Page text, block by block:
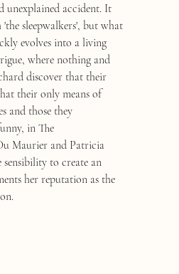
unexplained accident. It
sleepwalkers', but what
evolves into a living
where nothing and
discover that their
their only means of
and those they
in The
Maurier and Patricia
to create an
her reputation as the